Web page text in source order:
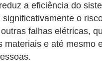
a eficiência do
o
falhas elétricas,
materiais e até mesmo